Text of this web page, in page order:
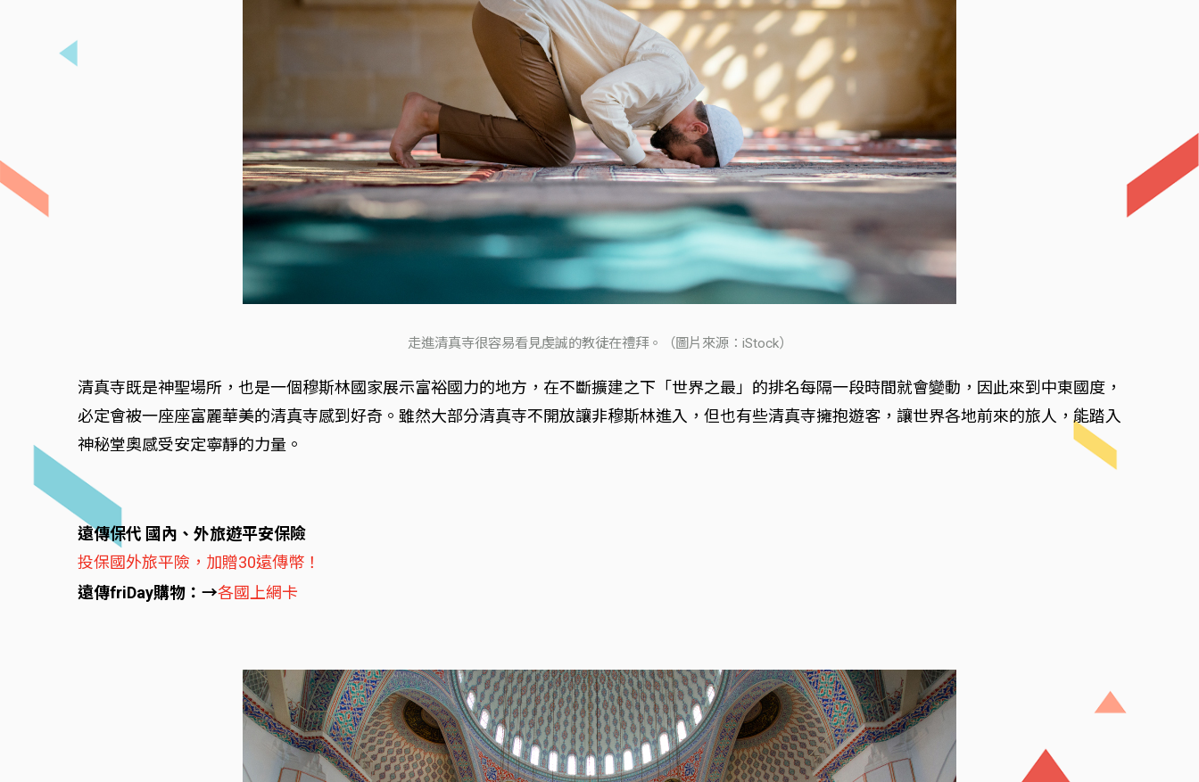
走進清真寺很容易看見虔誠的教徒在禮拜。（圖片來源：iStock）
清真寺既是神聖場所，也是一個穆斯林國家展示富裕國力的地方，在不斷擴建之下「世界之最」的排名每隔一段時間就會變動，因此來到中東國度，
必定會被一座座富麗華美的清真寺感到好奇。雖然大部分清真寺不開放讓非穆斯林進入，但也有些清真寺擁抱遊客，讓世界各地前來的旅人，能踏入
神秘堂奧感受安定寧靜的力量。
遠傳保代 國內、外旅遊平安保險
投保國外旅平險，加贈30遠傳幣！
遠傳friDay購物：→各國上網卡